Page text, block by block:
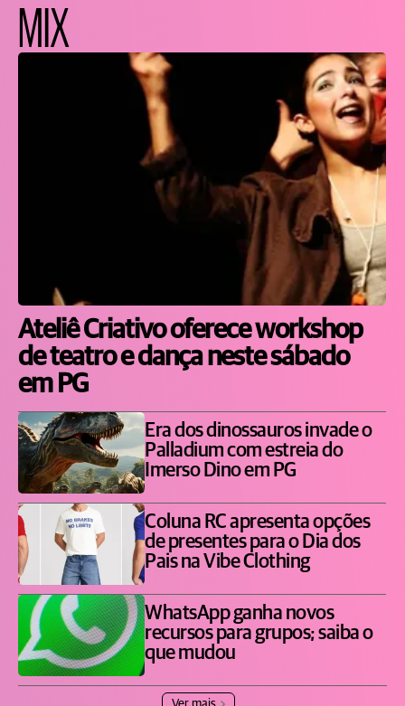
MIX
Ateliê Criativo oferece workshop
de teatro e dança neste sábado
em PG
Era dos dinossauros invade o
Palladium com estreia do
Imerso Dino em PG
Coluna RC apresenta opções
de presentes para o Dia dos
Pais na Vibe Clothing
WhatsApp ganha novos
recursos para grupos; saiba o
que mudou